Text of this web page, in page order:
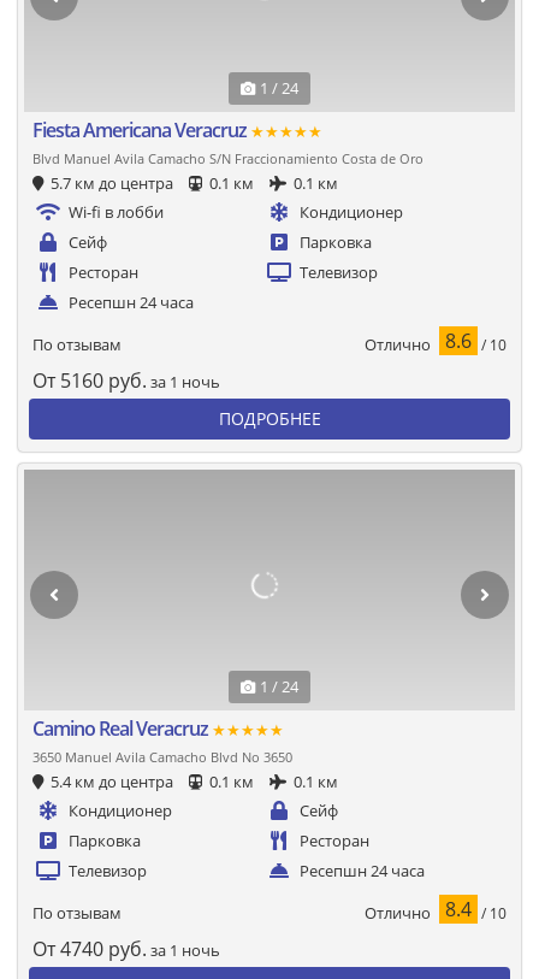
1 / 24
Fiesta Americana Veracruz ★★★★★
Blvd Manuel Avila Camacho S/N Fraccionamiento Costa de Oro
5.7 км до центра 0.1 км
0.1 км
Wi-fi в лобби
Кондиционер
Сейф
Парковка
Ресторан
Телевизор
Ресепшн 24 часа
По отзывам Отлично 8.6 / 10
От 5160 руб. за 1 ночь
ПОДРОБНЕЕ
1 / 24
Camino Real Veracruz ★★★★★
3650 Manuel Avila Camacho Blvd No 3650
5.4 км до центра 0.1 км
0.1 км
Кондиционер
Сейф
Парковка
Ресторан
Телевизор
Ресепшн 24 часа
По отзывам Отлично 8.4 / 10
От4740 руб. за 1 ночь